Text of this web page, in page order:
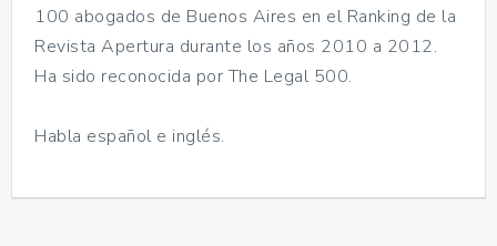
100 abogados de Buenos Aires en el Ranking de la
Revista Apertura durante los años 2010 a 2012.
Ha sido reconocida por The Legal 500.
Habla español e inglés.